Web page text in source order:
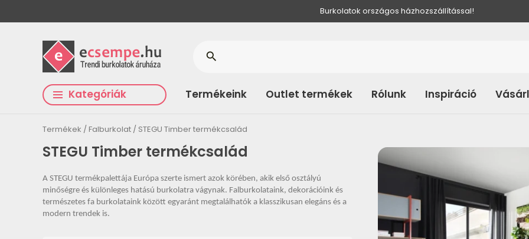
Burkolatok országos házhozszállítással!
Kategóriák Termékeink Outlet termékek Rólunk Inspiráció
search
Termékek Falburkolat STEGU Timber termékcsalád
STEGU Timber termékcsalád
A STEGU termékpalettája Európa szerte ismert azok körében, akik első osztályú
minőségre és különleges hatású burkolatra vágynak. Falburkolataink, dekorációink és
természetes fa burkolataink között egyaránt megtalálhatók a klasszikusan elegáns és a
modern trendek is.